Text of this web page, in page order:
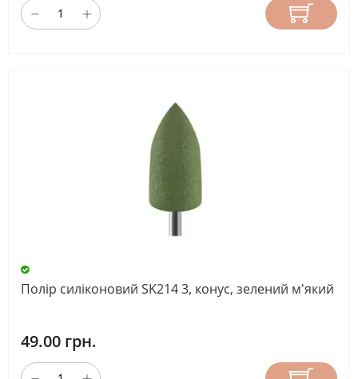
Полір силіконовий SK214 3, конус, зелений м'який
49.00 грн.